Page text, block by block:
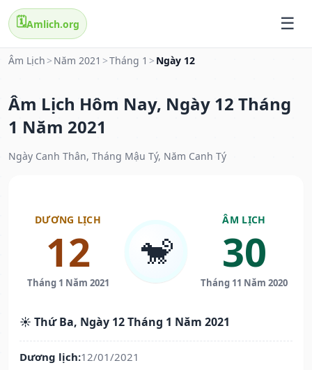
🗓️Amlich.org
Âm Lịch > Năm 2021 >Tháng 1 > Ngày 12
Âm Lịch Hôm Nay, Ngày 12 Tháng
1 Năm 2021
Ngày Canh Thân, Tháng Mậu Tý, Năm Canh Tý
DƯƠNG LỊCH
12
Tháng 1 Năm 2021
🐒
ÂM LỊCH
30
Tháng 11 Năm 2020
☀️ Thứ Ba, Ngày 12 Tháng 1 Năm 2021
Dương lịch:12/01/2021